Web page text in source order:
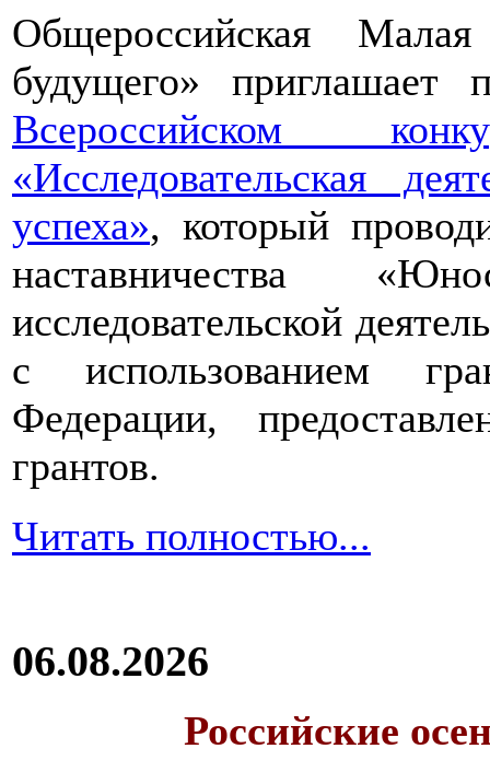
Общероссийская
будущего» приглашает
Всероссийском
«Исследовательская
успеха», который
наставничества
исследовательской
с использованием
Федерации,
грантов.
Читать полностью...
06.08.2026
Российские